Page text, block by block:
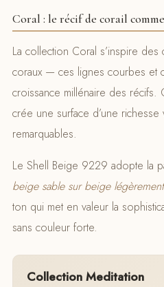
Coral : le récif de corail
La collection Coral s’inspire
coraux — ces lignes courbes et
croissance millénaire des récifs.
crée une surface d’une
remarquables.
Le Shell Beige 9229 adopte la
beige sable sur beige
ton qui met en valeur la
sans couleur forte.
Collection Meditation